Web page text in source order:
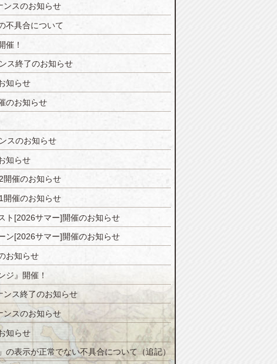
ンスのお知らせ
不具合について
催！
ス終了のお知らせ
知らせ
のお知らせ
スのお知らせ
知らせ
開催のお知らせ
開催のお知らせ
ト[2026サマー]開催のお知らせ
ン[2026サマー]開催のお知らせ
お知らせ
ジ』開催！
ンス終了のお知らせ
ンスのお知らせ
知らせ
の表示が正常でない不具合について（追記）